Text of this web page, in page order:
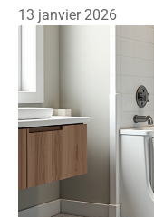
13 janvier 2026